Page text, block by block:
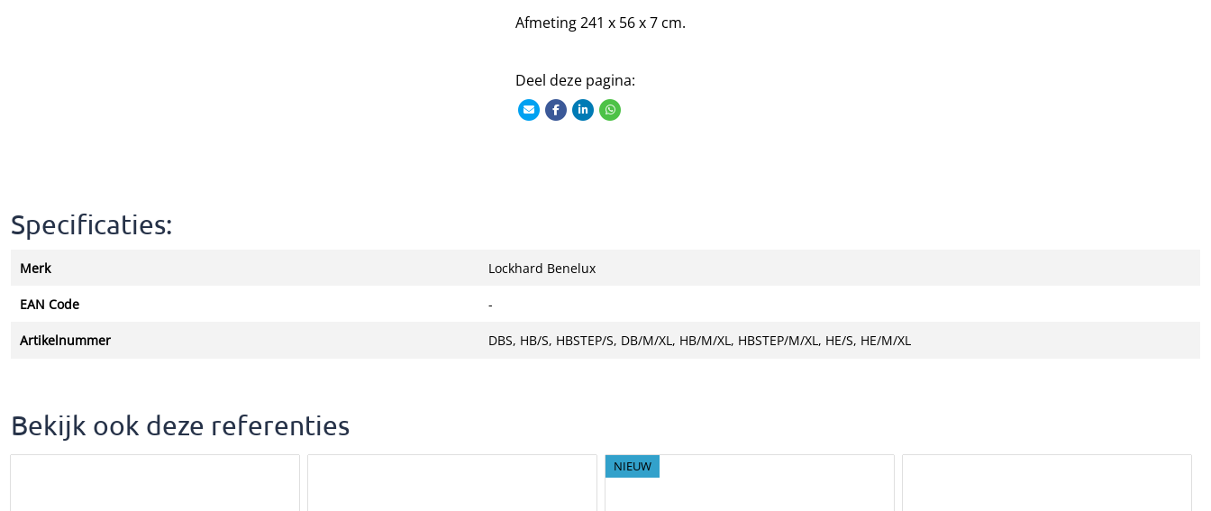
Afmeting 241 x 56 x 7 cm.
Deel deze pagina:
Specificaties:
Merk Lockhard Benelux
EAN Code -
Artikelnummer DBS, HB/S, HBSTEP/S, DB/M/XL, HB/M/XL, HBSTEP/M/XL, HE/S, HE/M/XL
Bekijk ook deze referenties
NIEUW